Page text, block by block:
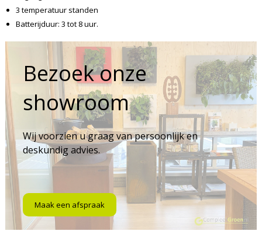
3 temperatuur standen
Batterijduur: 3 tot 8 uur.
Bezoek onze
showroom
Wij voorzien u graag van persoonlijk en
deskundig advies.
Maak een afspraak